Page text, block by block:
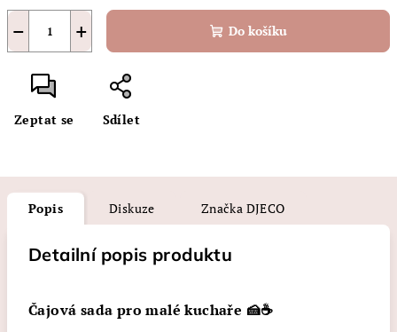
+
− Do košíku
Zeptat se Sdílet
Popis Diskuze Značka DJECO
Detailní popis produktu
Čajová sada pro malé kuchaře 🍰☕